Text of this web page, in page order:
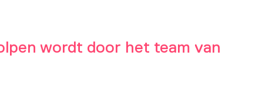
wordt door het team van